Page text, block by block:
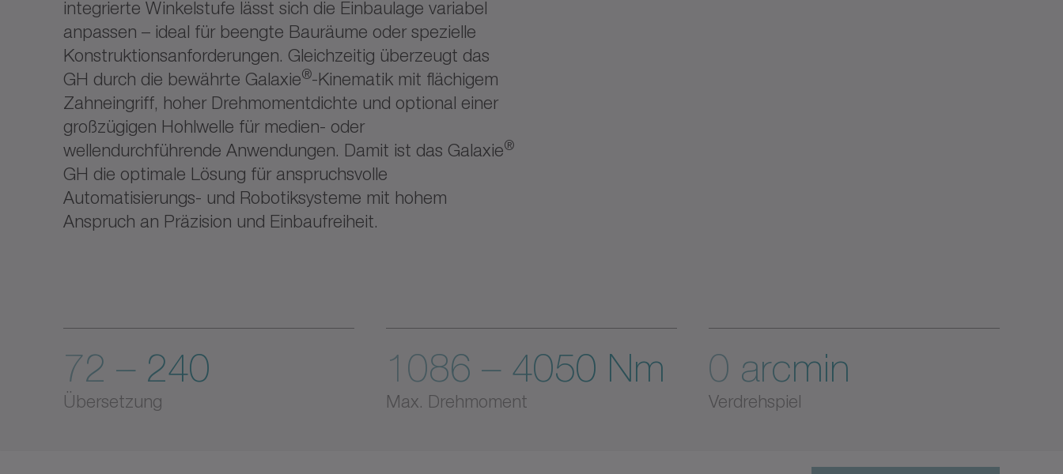
integrierte Winkelstufe lässt sich die Einbaulage variabel
anpassen – ideal für beengte Bauräume oder spezielle
Konstruktionsanforderungen. Gleichzeitig überzeugt das
GH durch die bewährte Galaxie®-Kinematik mit flächigem
Zahneingriff, hoher Drehmomentdichte und optional einer
großzügigen Hohlwelle für medien- oder
wellendurchführende Anwendungen. Damit ist das Galaxie®
GH die optimale Lösung für anspruchsvolle
Automatisierungs- und Robotiksysteme mit hohem
Anspruch an Präzision und Einbaufreiheit.
72 – 240
Übersetzung
1086 – 4050 Nm
Max. Drehmoment
0 arcmin
Verdrehspiel